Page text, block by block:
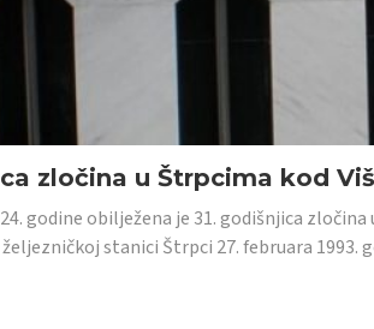
zločina u Štrpcima kod
godine obilježena je 31. godišnjica
željezničkoj stanici Štrpci 27. februara 1993.